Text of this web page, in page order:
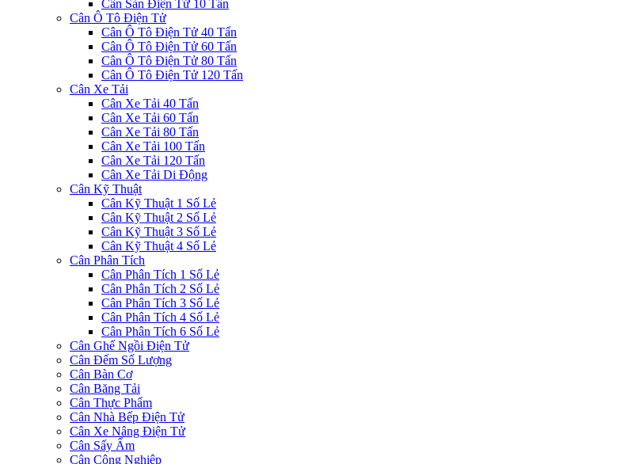
Cân Sàn Điện Tử 10 Tấn
Cân Ô Tô Điện Tử
Cân Ô Tô Điện Tử 40 Tấn
Cân Ô Tô Điện Tử 60 Tấn
Cân Ô Tô Điện Tử 80 Tấn
Cân Ô Tô Điện Tử 120 Tấn
Cân Xe Tải
Cân Xe Tải 40 Tấn
Cân Xe Tải 60 Tấn
Cân Xe Tải 80 Tấn
Cân Xe Tải 100 Tấn
Cân Xe Tải 120 Tấn
Cân Xe Tải Di Động
Cân Kỹ Thuật
Cân Kỹ Thuật 1 Số Lẻ
Cân Kỹ Thuật 2 Số Lẻ
Cân Kỹ Thuật 3 Số Lẻ
Cân Kỹ Thuật 4 Số Lẻ
Cân Phân Tích
Cân Phân Tích 1 Số Lẻ
Cân Phân Tích 2 Số Lẻ
Cân Phân Tích 3 Số Lẻ
Cân Phân Tích 4 Số Lẻ
Cân Phân Tích 6 Số Lẻ
Cân Ghế Ngồi Điện Tử
Cân Đếm Số Lượng
Cân Bàn Cơ
Cân Băng Tải
Cân Thực Phẩm
Cân Nhà Bếp Điện Tử
Cân Xe Nâng Điện Tử
Cân Sấy Ẩm
Cân Công Nghiệp